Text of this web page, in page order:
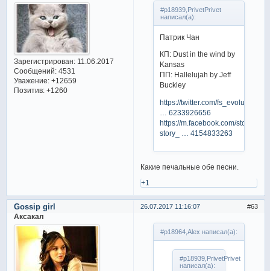
Зарегистрирован: 11.06.2017
Сообщений:4531
Уважение: +12659
Позитив: +1260
#p18939,PrivetPrivet
написал(а):
Патрик Чан
КП: Dust in the wind by
Kansas
ПП: Hallelujah by Jeff
Buckley
https://twitter.com/fs_evolution/
… 6233926656
https://m.facebook.com/story.php?
story_ … 4154833263
Какие печальные обе песни.
+1
63
26.07.2017 11:16:07
Gossip girl
Аксакал
#p18964,Alex написал(а):
#p18939,PrivetPrivet
написал(а):